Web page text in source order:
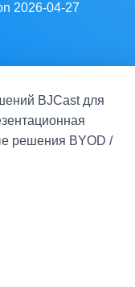
2026-04-27
BJCast для
решения BYOD /